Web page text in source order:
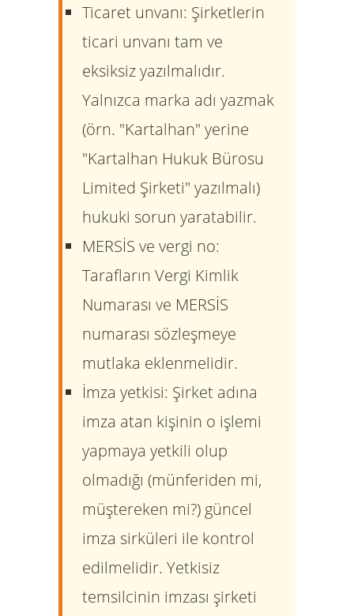
Ticaret unvanı: Şirketlerin
ticari unvanı tam ve
eksiksiz yazılmalıdır.
Yalnızca marka adı yazmak
(örn. "Kartalhan" yerine
"Kartalhan Hukuk Bürosu
Limited Şirketi" yazılmalı)
hukuki sorun yaratabilir.
MERSİS ve vergi no:
Tarafların Vergi Kimlik
Numarası ve MERSİS
numarası sözleşmeye
mutlaka eklenmelidir.
İmza yetkisi: Şirket adına
imza atan kişinin o işlemi
yapmaya yetkili olup
olmadığı (münferiden mi,
müştereken mi?) güncel
imza sirküleri ile kontrol
edilmelidir. Yetkisiz
temsilcinin imzası şirketi